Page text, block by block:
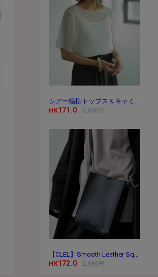
HK171.0 3,000円
HK172.0 2,980円